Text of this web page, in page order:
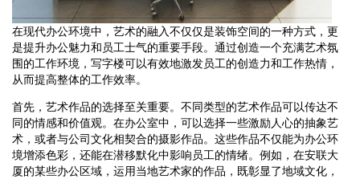
在现代办公环境中，艺术的融入不仅仅是装饰空间的一种方式，更
是提升办公魅力和员工士气的重要手段。通过创造一个充满艺术氛
围的工作环境，写字楼可以有效地激发员工的创造力和工作热情，
从而提高整体的工作效率。
首先，艺术作品的选择至关重要。不同类型的艺术作品可以传达不
同的情感和价值观。在办公室中，可以选择一些激励人心的抽象艺
术，或者与公司文化相契合的摄影作品。这些作品不仅能为办公环
境增添色彩，还能在潜移默化中影响员工的情绪。例如，在安联大
厦的某些办公区域，运用当地艺术家的作品，既彰显了地域文化，